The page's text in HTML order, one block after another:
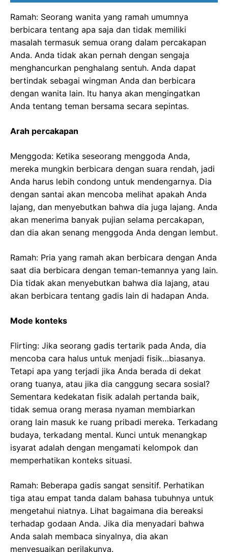
Ramah: Seorang wanita yang ramah umumnya
berbicara tentang apa saja dan tidak memiliki
masalah termasuk semua orang dalam percakapan
Anda. Anda tidak akan pernah dengan sengaja
menghancurkan penghalang sentuh. Anda dapat
bertindak sebagai wingman Anda dan berbicara
dengan wanita lain. Itu hanya akan mengingatkan
Anda tentang teman bersama secara sepintas.
Arah percakapan
Menggoda: Ketika seseorang menggoda Anda,
mereka mungkin berbicara dengan suara rendah, jadi
Anda harus lebih condong untuk mendengarnya. Dia
dengan santai akan mencoba melihat apakah Anda
lajang, dan menyebutkan bahwa dia juga lajang. Anda
akan menerima banyak pujian selama percakapan,
dan dia akan senang menggoda Anda dengan lembut.
Ramah: Pria yang ramah akan berbicara dengan Anda
saat dia berbicara dengan teman-temannya yang lain.
Dia tidak akan menyebutkan bahwa dia lajang, atau
akan berbicara tentang gadis lain di hadapan Anda.
Mode konteks
Flirting: Jika seorang gadis tertarik pada Anda, dia
mencoba cara halus untuk menjadi fisik…biasanya.
Tetapi apa yang terjadi jika Anda berada di dekat
orang tuanya, atau jika dia canggung secara sosial?
Sementara kedekatan fisik adalah pertanda baik,
tidak semua orang merasa nyaman membiarkan
orang lain masuk ke ruang pribadi mereka. Terkadang
budaya, terkadang mental. Kunci untuk menangkap
isyarat adalah dengan mengamati kelompok dan
memperhatikan konteks situasi.
Ramah: Beberapa gadis sangat sensitif. Perhatikan
tiga atau empat tanda dalam bahasa tubuhnya untuk
mengetahui niatnya. Lihat bagaimana dia bereaksi
terhadap godaan Anda. Jika dia menyadari bahwa
Anda salah membaca sinyalnya, dia akan
menyesuaikan perilakunya.